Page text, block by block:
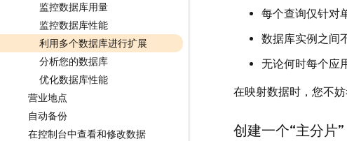
监控数据库用量
监控数据库性能
利用多个数据库进行扩展
分析您的数据库
优化数据库性能
营业地点
自动备份
在控制台中查看和修改数据
每个查询仅针对
数据库实例之间
无论何时每个应
在映射数据时，您不
创建一个“主分片”